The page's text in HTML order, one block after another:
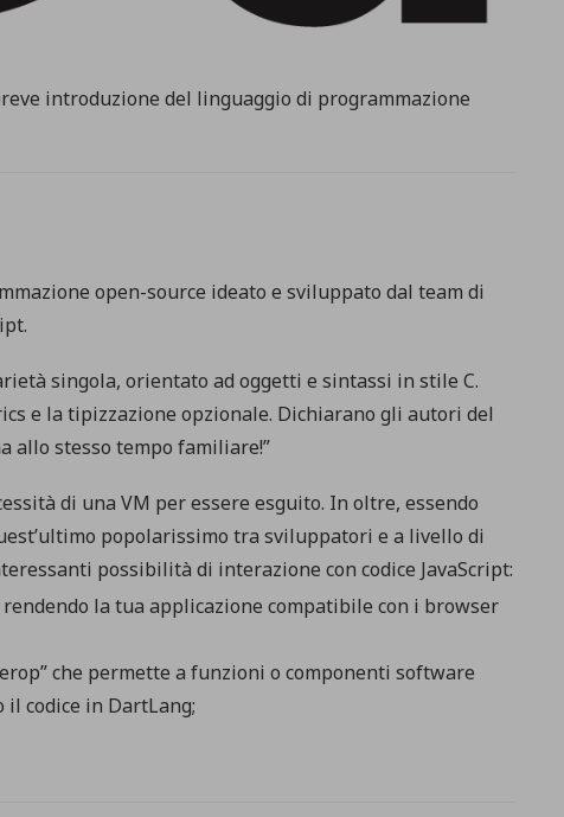
introduzione del linguaggio di programmazione
open-source ideato e sviluppato dal team di
singola, orientato ad oggetti e sintassi in stile C.
e la tipizzazione opzionale. Dichiarano gli autori del
allo stesso tempo familiare!”
di una VM per essere esguito. In oltre, essendo
popolarissimo tra sviluppatori e a livello di
possibilità di interazione con codice JavaScript:
rendendo la tua applicazione compatibile con i browser
che permette a funzioni o componenti software
codice in DartLang;